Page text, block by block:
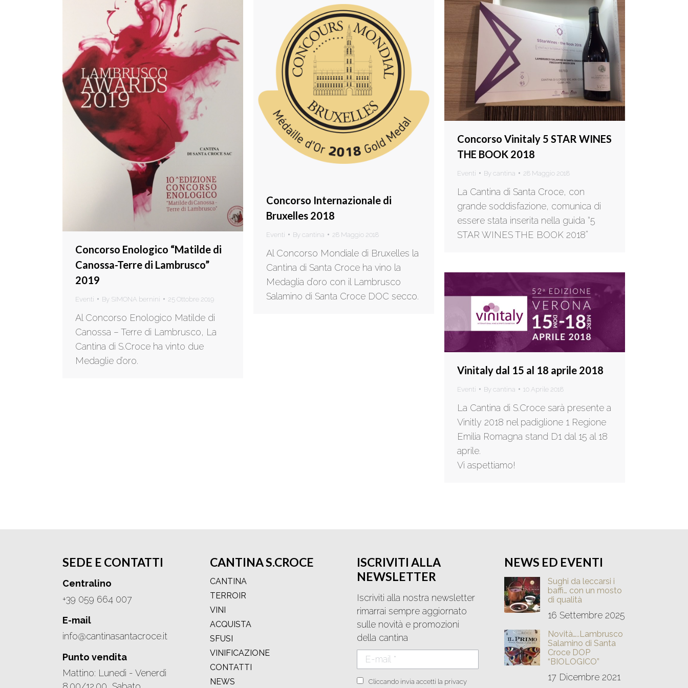
Concorso Enologico “Matilde di
Canossa-Terre di Lambrusco”
2019
Eventi By SIMONA bernini 25 Ottobre 2019
Al Concorso Enologico Matilde di
Canossa – Terre di Lambrusco, La
Cantina di S.Croce ha vinto due
Medaglie d’oro.
Concorso Internazionale di
Bruxelles 2018
Eventi By cantina 28 Maggio 2018
Al Concorso Mondiale di Bruxelles la
Cantina di Santa Croce ha vino la
Medaglia d’oro con il Lambrusco
Salamino di Santa Croce DOC secco.
Concorso Vinitaly 5 STAR WINES
THE BOOK 2018
Eventi By cantina 28 Maggio 2018
La Cantina di Santa Croce, con
grande soddisfazione, comunica di
essere stata inserita nella guida “5
STAR WINES THE BOOK 2018”
Vinitaly dal 15 al 18 aprile 2018
Eventi By cantina 10 Aprile 2018
La Cantina di S.Croce sarà presente a
Vinitly 2018 nel padiglione 1 Regione
Emilia Romagna stand D1 dal 15 al 18
aprile.
Vi aspettiamo!
SEDE E CONTATTI
Centralino
+39 059 664 007
E-mail
info@cantinasantacroce.it
Punto vendita
Mattino: Lunedì - Venerdì
CANTINA S.CROCE
CANTINA
TERROIR
VINI
ACQUISTA
SFUSI
VINIFICAZIONE
CONTATTI
NEWS
ISCRIVITI ALLA
NEWSLETTER
Iscriviti alla nostra newsletter
rimarrai sempre aggiornato
sulle novità e promozioni
della cantina
E-mail *
Cliccando invia accetti la privacy
NEWS ED EVENTI
Sughi da leccarsi i
baffi… con un mosto
di qualità
16 Settembre 2025
Novità…..Lambrusco
Salamino di Santa
Croce DOP
“BIOLOGICO”
17 Dicembre 2021